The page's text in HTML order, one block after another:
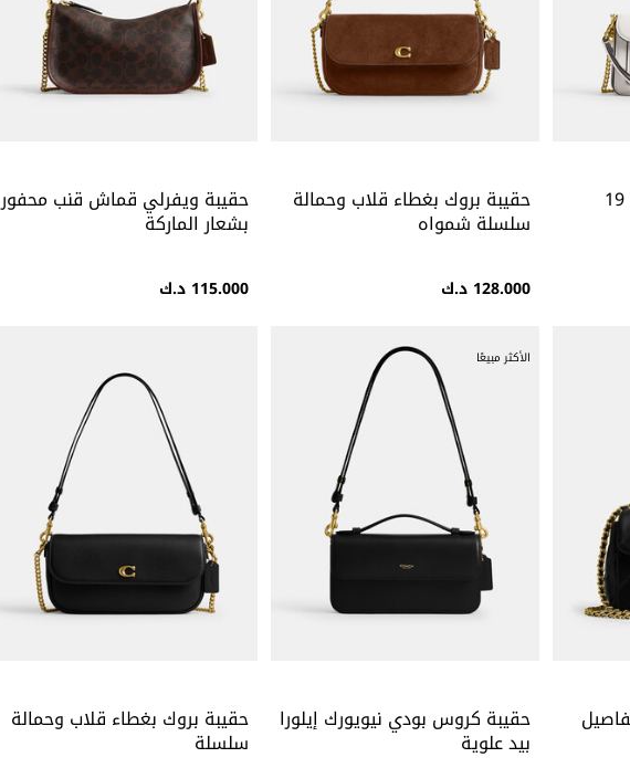
حقيبة كروس بودي تابي 19 حقيبة بروك بغطاء قلاب وحمالة
سلسلة شمواه
128.000 د.ك
حقيبة ويفرلي قماش قنب محفور
بشعار الماركة
115.000 د.ك
الأكثر مبيعًا
حقيبة كروس بودي نيويورك إيلورا
بيد علوية
حقيبة بروك بغطاء قلاب وحمالة
سلسلة